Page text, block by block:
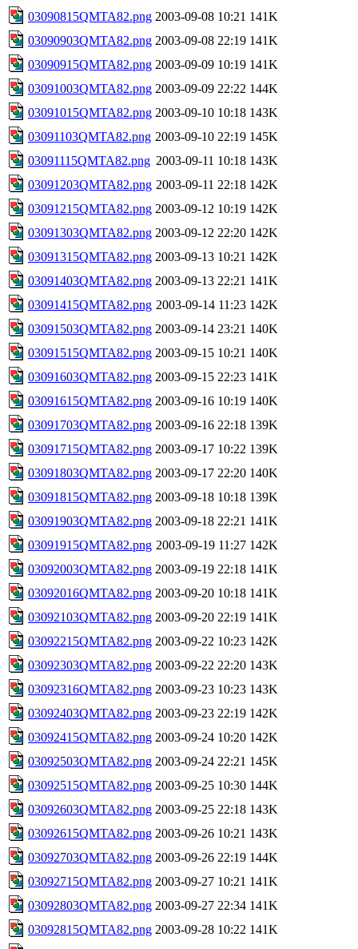
03090815QMTA82.png 2003-09-08 10:21 141K
03090903QMTA82.png 2003-09-08 22:19 141K
03090915QMTA82.png 2003-09-09 10:19 141K
03091003QMTA82.png 2003-09-09 22:22 144K
03091015QMTA82.png 2003-09-10 10:18 143K
03091103QMTA82.png 2003-09-10 22:19 145K
03091115QMTA82.png 2003-09-11 10:18 143K
03091203QMTA82.png 2003-09-11 22:18 142K
03091215QMTA82.png 2003-09-12 10:19 142K
03091303QMTA82.png 2003-09-12 22:20 142K
03091315QMTA82.png 2003-09-13 10:21 142K
03091403QMTA82.png 2003-09-13 22:21 141K
03091415QMTA82.png 2003-09-14 11:23 142K
03091503QMTA82.png 2003-09-14 23:21 140K
03091515QMTA82.png 2003-09-15 10:21 140K
03091603QMTA82.png 2003-09-15 22:23 141K
03091615QMTA82.png 2003-09-16 10:19 140K
03091703QMTA82.png 2003-09-16 22:18 139K
03091715QMTA82.png 2003-09-17 10:22 139K
03091803QMTA82.png 2003-09-17 22:20 140K
03091815QMTA82.png 2003-09-18 10:18 139K
03091903QMTA82.png 2003-09-18 22:21 141K
03091915QMTA82.png 2003-09-19 11:27 142K
03092003QMTA82.png 2003-09-19 22:18 141K
03092016QMTA82.png 2003-09-20 10:18 141K
03092103QMTA82.png 2003-09-20 22:19 141K
03092215QMTA82.png 2003-09-22 10:23 142K
03092303QMTA82.png 2003-09-22 22:20 143K
03092316QMTA82.png 2003-09-23 10:23 143K
03092403QMTA82.png 2003-09-23 22:19 142K
03092415QMTA82.png 2003-09-24 10:20 142K
03092503QMTA82.png 2003-09-24 22:21 145K
03092515QMTA82.png 2003-09-25 10:30 144K
03092603QMTA82.png 2003-09-25 22:18 143K
03092615QMTA82.png 2003-09-26 10:21 143K
03092703QMTA82.png 2003-09-26 22:19 144K
03092715QMTA82.png 2003-09-27 10:21 141K
03092803QMTA82.png 2003-09-27 22:34 141K
03092815QMTA82.png 2003-09-28 10:22 141K